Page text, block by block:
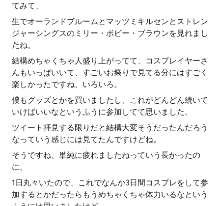
てみて、
生でオーランドブルームとマッツミキルセンとストレン
ジャーシングスのミリー・ボビー・ブラウンを見れまし
たね。
結構めちゃくちゃ人盛り上がってて、コスプレイヤーさ
んもいっぱいいて、すごいお祭りで見てる分にはすごく
楽しかったですね、いろいろ。
僕もグッズとかを買いましたし、これがどんどん続いて
いけばいいなというふうに参加してて思いました。
ツイート拝見する限りだと結構大変そうだったんだろう
なっていう感じには見てたんですけどね。
そうですね、単純に疲れましたねっていう長かったの
に。
1日丸々いたので、これでなんか3日間コスプレをして参
加するとかだったらもうめちゃくちゃ体力いるなという